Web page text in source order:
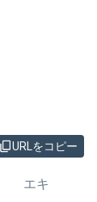
URLをコピー
エキ